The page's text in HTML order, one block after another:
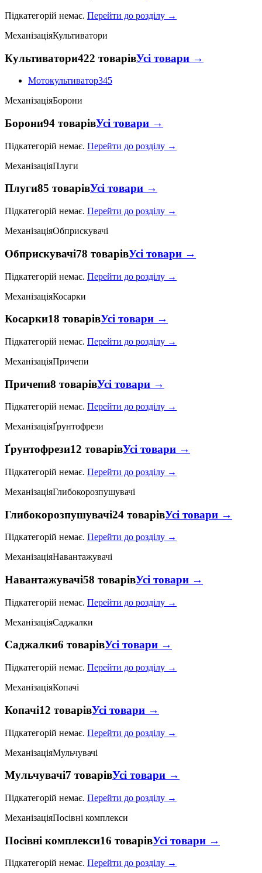
Підкатегорій немає. Перейти до розділу →
МеханізаціяКультиватори
Культиватори422 товарівУсі товари →
Мотокультиватор345
МеханізаціяБорони
Борони94 товарівУсі товари →
Підкатегорій немає. Перейти до розділу →
МеханізаціяПлуги
Плуги85 товарівУсі товари →
Підкатегорій немає. Перейти до розділу →
МеханізаціяОбприскувачі
Обприскувачі78 товарівУсі товари →
Підкатегорій немає. Перейти до розділу →
МеханізаціяКосарки
Косарки18 товарівУсі товари →
Підкатегорій немає. Перейти до розділу →
МеханізаціяПричепи
Причепи8 товарівУсі товари →
Підкатегорій немає. Перейти до розділу →
МеханізаціяҐрунтофрези
Ґрунтофрези12 товарівУсі товари →
Підкатегорій немає. Перейти до розділу →
МеханізаціяГлибокорозпушувачі
Глибокорозпушувачі24 товарівУсі товари →
Підкатегорій немає. Перейти до розділу →
МеханізаціяНавантажувачі
Навантажувачі58 товарівУсі товари →
Підкатегорій немає. Перейти до розділу →
МеханізаціяСаджалки
Саджалки6 товарівУсі товари →
Підкатегорій немає. Перейти до розділу →
МеханізаціяКопачі
Копачі12 товарівУсі товари →
Підкатегорій немає. Перейти до розділу →
МеханізаціяМульчувачі
Мульчувачі7 товарівУсі товари →
Підкатегорій немає. Перейти до розділу →
МеханізаціяПосівні комплекси
Посівні комплекси16 товарівУсі товари →
Підкатегорій немає. Перейти до розділу →